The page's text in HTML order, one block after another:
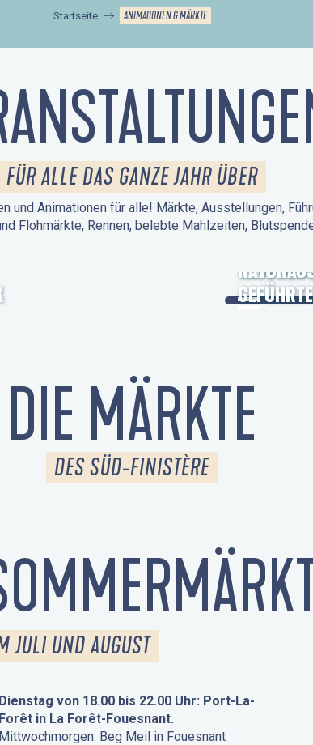
Startseite ANIMATIONEN & MÄRKTE
FÜR ALLE DAS GANZE JAHR ÜBER
und Animationen für alle! Märkte, Ausstellungen,
Flohmärkte, Rennen, belebte Mahlzeiten,
TAGE DES
DIE MÄRKTE
DES SÜD-FINISTÈRE
JULI UND AUGUST
Dienstag von 18.00 bis 22.00 Uhr: Port-La-
Forêt in La Forêt-Fouesnant.
Mittwochmorgen: Beg Meil in Fouesnant